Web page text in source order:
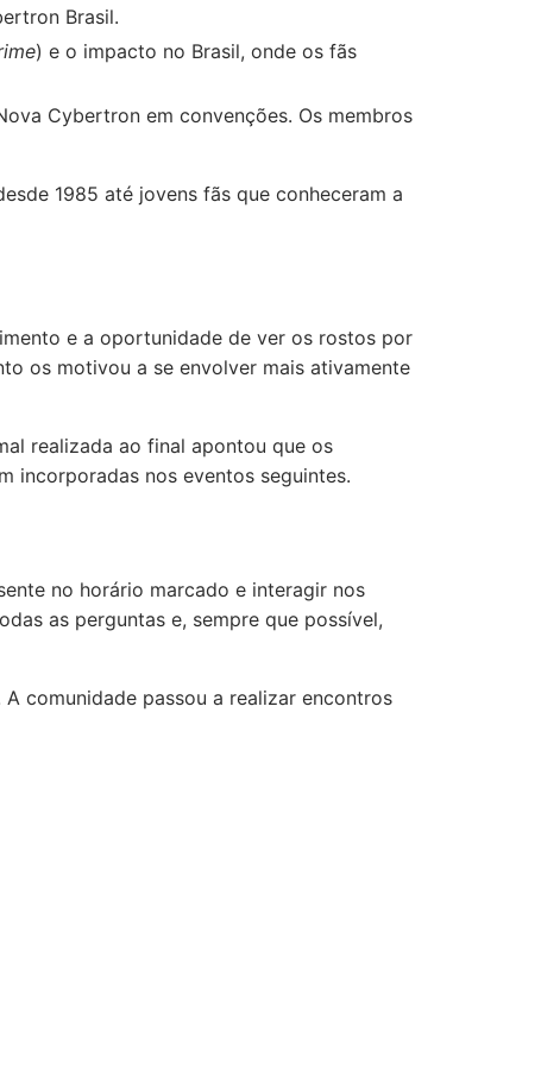
Brasil.
) e o impacto no Brasil, onde os fãs
Cybertron em convenções. Os membros
1985 até jovens fãs que conheceram a
e a oportunidade de ver os rostos por
os motivou a se envolver mais ativamente
realizada ao final apontou que os
incorporadas nos eventos seguintes.
no horário marcado e interagir nos
as perguntas e, sempre que possível,
comunidade passou a realizar encontros